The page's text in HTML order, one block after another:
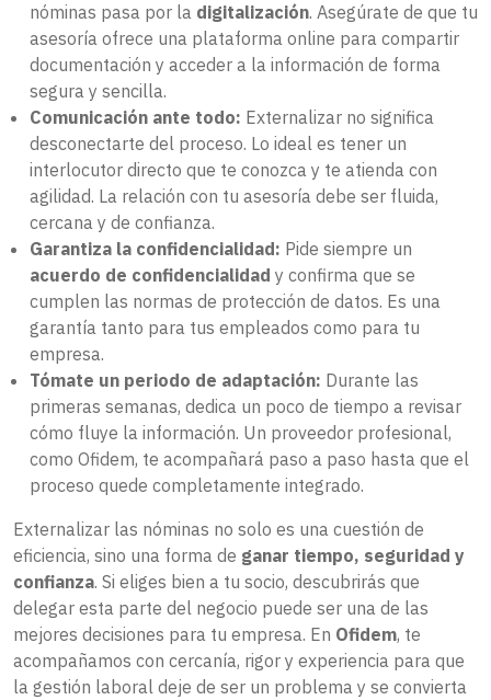
nóminas pasa por la digitalización. Asegúrate de que tu
asesoría ofrece una plataforma online para compartir
documentación y acceder a la información de forma
segura y sencilla.
Comunicación ante todo: Externalizar no significa
desconectarte del proceso. Lo ideal es tener un
interlocutor directo que te conozca y te atienda con
agilidad. La relación con tu asesoría debe ser fluida,
cercana y de confianza.
Garantiza la confidencialidad: Pide siempre un
acuerdo de confidencialidad y confirma que se
cumplen las normas de protección de datos. Es una
garantía tanto para tus empleados como para tu
empresa.
Tómate un periodo de adaptación: Durante las
primeras semanas, dedica un poco de tiempo a revisar
cómo fluye la información. Un proveedor profesional,
como Ofidem, te acompañará paso a paso hasta que el
proceso quede completamente integrado.
Externalizar las nóminas no solo es una cuestión de
eficiencia, sino una forma de ganar tiempo, seguridad y
confianza. Si eliges bien a tu socio, descubrirás que
delegar esta parte del negocio puede ser una de las
mejores decisiones para tu empresa. En Ofidem, te
acompañamos con cercanía, rigor y experiencia para que
la gestión laboral deje de ser un problema y se convierta